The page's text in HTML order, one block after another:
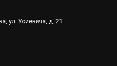
ул. Усиевича, д. 21